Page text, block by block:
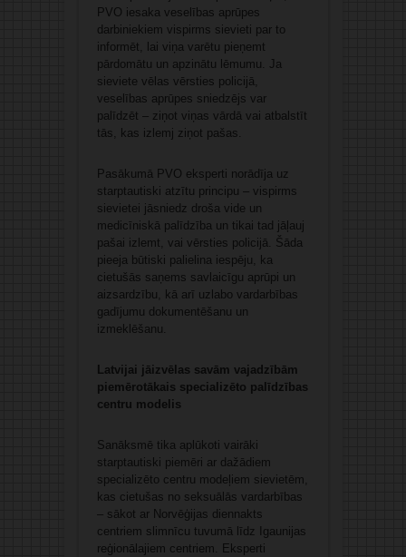
PVO iesaka veselības aprūpes
darbiniekiem vispirms sievieti par to
informēt, lai viņa varētu pieņemt
pārdomātu un apzinātu lēmumu. Ja
sieviete vēlas vērsties policijā,
veselības aprūpes sniedzējs var
palīdzēt – ziņot viņas vārdā vai atbalstīt
tās, kas izlemj ziņot pašas.
Pasākumā PVO eksperti norādīja uz
starptautiski atzītu principu – vispirms
sievietei jāsniedz droša vide un
medicīniskā palīdzība un tikai tad jāļauj
pašai izlemt, vai vērsties policijā. Šāda
pieeja būtiski palielina iespēju, ka
cietušās saņems savlaicīgu aprūpi un
aizsardzību, kā arī uzlabo vardarbības
gadījumu dokumentēšanu un
izmeklēšanu.
Latvijai jāizvēlas savām vajadzībām
piemērotākais specializēto palīdzības
centru modelis
Sanāksmē tika aplūkoti vairāki
starptautiski piemēri ar dažādiem
specializēto centru modeļiem sievietēm,
kas cietušas no seksuālās vardarbības
– sākot ar Norvēģijas diennakts
centriem slimnīcu tuvumā līdz Igaunijas
reģionālajiem centriem. Eksperti